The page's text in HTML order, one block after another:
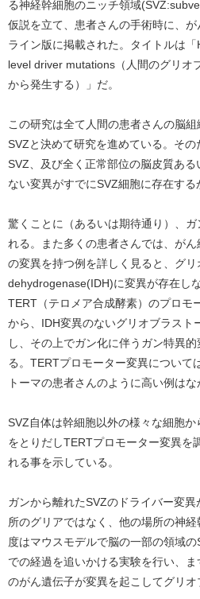
る神経幹細胞のニッチ領域
仮説を立て、患者さんの手術時に、
ライン版に掲載された。タイトルは
level driver mutations（人間のグリオ
から発生する）」だ。
この研究は全て人間の患者さんの脳
SVZと決めて研究を進めている。そ
SVZ、及び全く正常部位の脳皮質あ
ない変異がすでにSVZ細胞に存在す
驚くことに（あるいは期待通り）、
れる。また多くの患者さんでは、が
の変異を持つ例を詳しく見ると、グ
dehydrogenase(IDH)に変異が存在し
TERT（テロメア合成酵素）のプロモ
から、IDH変異のないグリオブラス
し、その上でガン化に伴うガン特異
る。TERTプロモーター変異について
トーマの患者さんのように高い例はな
SVZ自体は幹細胞以外の様々な細胞
をとりだしTERTプロモーター変異を
れる事を示している。
ガンから離れたSVZのドライバー変
所のグリアではなく、他の場所の神
度はマウスモデルで脳の一部の領域
での経過を追いかける実験を行い、
のがん遺伝子が変異を起こしてグリ